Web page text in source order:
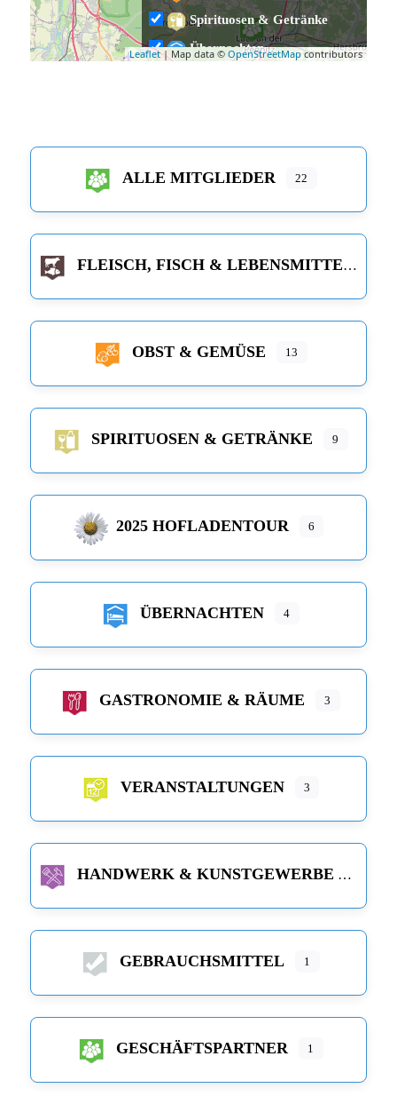
Leaflet| Map data ©OpenStreetMapcontributors
Spirituosen & Getränke
Übernachten
ALLE MITGLIEDER 22
FLEISCH, FISCH & LEBENSMITTEL
OBST & GEMÜSE 13
SPIRITUOSEN & GETRÄNKE 9
2025 HOFLADENTOUR 6
ÜBERNACHTEN 4
GASTRONOMIE & RÄUME 3
VERANSTALTUNGEN 3
HANDWERK & KUNSTGEWERBE
GEBRAUCHSMITTEL 1
GESCHÄFTSPARTNER 1